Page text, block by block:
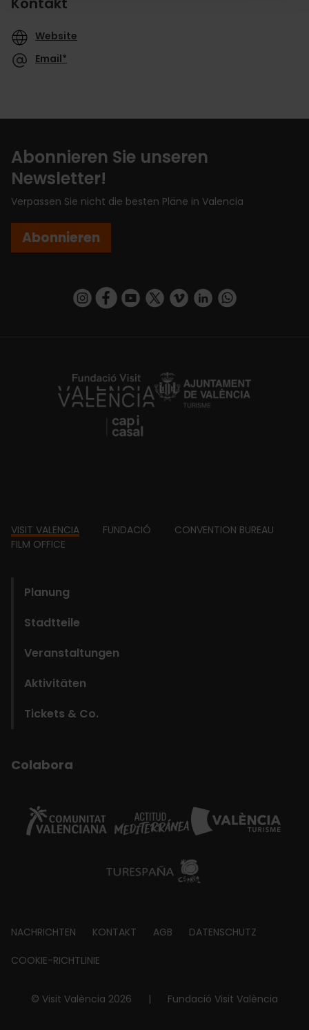
Website
Email*
Abonnieren Sie unseren
Newsletter!
Verpassen Sie nicht die besten Pläne in Valencia
Abonnieren
https://www.instagram.com/visit_valencia/
https://www.facebook.com/
https://www.youtube.com/user/
https://twitter.com/_VivaValencia
https://vimeo.com/
https://www.linkedin.com/company/turismo-valencia/https://api.whatsapp.com/send/
https://fundacion.visitvalencia.com/
Footer
VISIT VALENCIA FUNDACIÓ
CONVENTION BUREAU
FILM OFFICE
Planung
Stadtteile
Veranstaltungen
Aktivitäten
Tickets & Co.
Colabora
Footer
about
NACHRICHTEN KONTAKT AGB DATENSCHUTZ
COOKIE-RICHTLINIE
© Visit València 2026 | Fundació Visit València